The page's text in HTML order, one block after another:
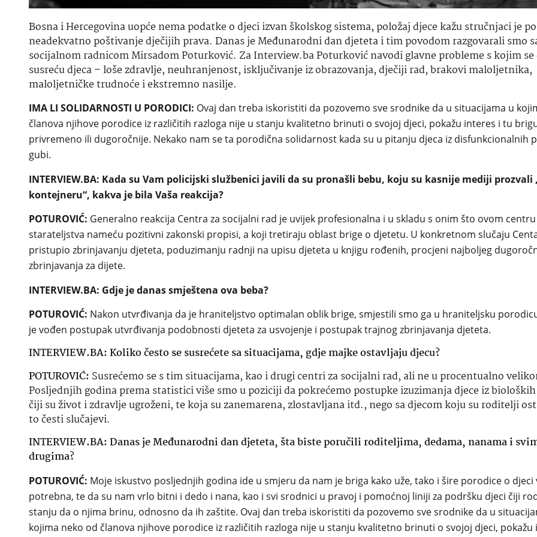
Bosna i Hercegovina uopće nema podatke o djeci izvan školskog sistema, položaj djece kažu stručnjaci je
neadekvatno poštivanje dječijih prava. Danas je Međunarodni dan djeteta i tim povodom razgovarali smo
socijalnom radnicom Mirsadom Poturković. Za Interview.ba Poturković navodi glavne probleme s kojim se
susreću djeca – loše zdravlje, neuhranjenost, isključivanje iz obrazovanja, dječiji rad, brakovi maloljetnika,
maloljetničke trudnoće i ekstremno nasilje.
IMA LI SOLIDARNOSTI U PORODICI: Ovaj dan treba iskoristiti da pozovemo sve srodnike da u situacijama u
članova njihove porodice iz različitih razloga nije u stanju kvalitetno brinuti o svojoj djeci, pokažu interes i tu
privremeno ili dugoročnije. Nekako nam se ta porodična solidarnost kada su u pitanju djeca iz disfunkcionalnih
gubi.
INTERVIEW.BA: Kada su Vam policijski službenici javili da su pronašli bebu, koju su kasnije mediji prozvali
kontejneru“, kakva je bila Vaša reakcija?
POTUROVIĆ: Generalno reakcija Centra za socijalni rad je uvijek profesionalna i u skladu s onim što ovom
starateljstva nameću pozitivni zakonski propisi, a koji tretiraju oblast brige o djetetu. U konkretnom slučaju
pristupio zbrinjavanju djeteta, poduzimanju radnji na upisu djeteta u knjigu rođenih, procjeni najboljeg
zbrinjavanja za dijete.
INTERVIEW.BA: Gdje je danas smještena ova beba?
POTUROVIĆ: Nakon utvrđivanja da je hraniteljstvo optimalan oblik brige, smjestili smo ga u hraniteljsku
je vođen postupak utvrđivanja podobnosti djeteta za usvojenje i postupak trajnog zbrinjavanja djeteta.
INTERVIEW.BA: Koliko često se susrećete sa situacijama, gdje majke ostavljaju djecu?
POTUROVIĆ: Susrećemo se s tim situacijama, kao i drugi centri za socijalni rad, ali ne u procentualno
Posljednjih godina prema statistici više smo u poziciji da pokrećemo postupke izuzimanja djece iz
čiji su život i zdravlje ugroženi, te koja su zanemarena, zlostavljana itd., nego sa djecom koju su roditelji
to česti slučajevi.
INTERVIEW.BA: Danas je Međunarodni dan djeteta, šta biste poručili roditeljima, dedama, nanama i
drugima?
POTUROVIĆ: Moje iskustvo posljednjih godina ide u smjeru da nam je briga kako uže, tako i šire porodice o djeci
potrebna, te da su nam vrlo bitni i dedo i nana, kao i svi srodnici u pravoj i pomoćnoj liniji za podršku djeci čiji
stanju da o njima brinu, odnosno da ih zaštite. Ovaj dan treba iskoristiti da pozovemo sve srodnike da u
kojima neko od članova njihove porodice iz različitih razloga nije u stanju kvalitetno brinuti o svojoj djeci,